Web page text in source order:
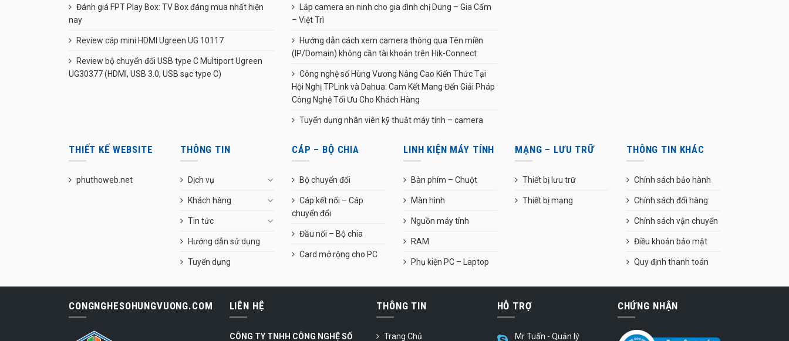
Đánh giá FPT Play Box: TV Box đáng mua nhất hiện
nay
Review cáp mini HDMI Ugreen UG 10117
Review bộ chuyển đổi USB type C Multiport Ugreen
UG30377 (HDMI, USB 3.0, USB sạc type C)
Lắp camera an ninh cho gia đình chị Dung – Gia Cẩm
– Việt Trì
Hướng dẫn cách xem camera thông qua Tên miền
(IP/Domain) không cần tài khoản trên Hik-Connect
Công nghệ số Hùng Vương Nâng Cao Kiến Thức Tại
Hội Nghị TPLink và Dahua: Cam Kết Mang Đến Giải Pháp
Công Nghệ Tối Ưu Cho Khách Hàng
Tuyển dụng nhân viên kỹ thuật máy tính – camera
THIẾT KẾ WEBSITE
phuthoweb.net
THÔNG TIN
Dịch vụ
Khách hàng
Tin tức
Hướng dẫn sử dụng
Tuyển dụng
CÁP – BỘ CHIA
Bộ chuyển đổi
Cáp kết nối – Cáp
chuyển đổi
Đầu nối – Bộ chia
Card mở rộng cho PC
LINH KIỆN MÁY TÍNH
Bàn phím – Chuột
Màn hình
Nguồn máy tính
RAM
Phụ kiện PC – Laptop
MẠNG – LƯU TRỮ
Thiết bị lưu trữ
Thiết bị mạng
THÔNG TIN KHÁC
Chính sách bảo hành
Chính sách đổi hàng
Chính sách vận chuyển
Điều khoản bảo mật
Quy định thanh toán
CONGNGHESOHUNGVUONG.COM LIÊN HỆ
CÔNG TY TNHH CÔNG NGHỆ SỐ
THÔNG TIN
Trang Chủ
HỖ TRỢ
Mr Tuấn - Quản lý
CHỨNG NHẬN